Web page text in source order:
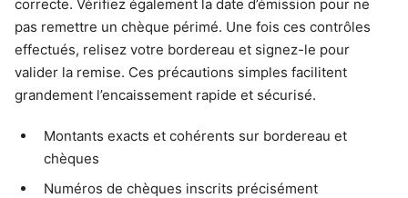
correcte. Vérifiez également la date d’émission pour ne
pas remettre un chèque périmé. Une fois ces contrôles
effectués, relisez votre bordereau et signez-le pour
valider la remise. Ces précautions simples facilitent
grandement l’encaissement rapide et sécurisé.
Montants exacts et cohérents sur bordereau et
chèques
Numéros de chèques inscrits précisément